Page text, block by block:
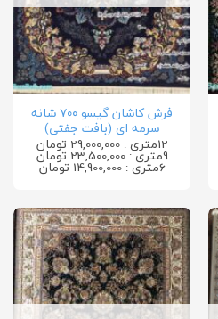
فرش کاشان گیسو ۷۰۰ شانه
سرمه ای (بافت جفتی)
12متری : 29,000,000 تومان
9متری : 23,500,000 تومان
6متری : 14,900,000 تومان